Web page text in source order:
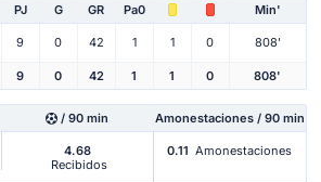
PJ G GR Pa0 Min'
9 0 42 1 1 0 808'
9 0 42 1 1 0 808'
/ 90 min Amonestaciones / 90 min
4.68
Recibidos
0.11 Amonestaciones